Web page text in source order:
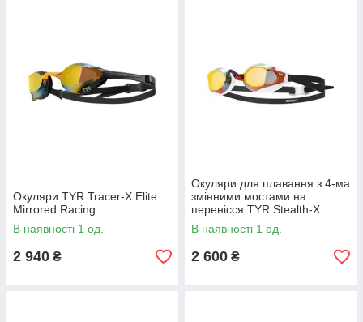
Окуляри TYR Tracer-X Elite
Mirrored Racing
В наявності 1 од.
2 940 ₴
Окуляри для плавання з 4-ма
змінними мостами на
перенісся TYR Stealth-X
Mirrored Performance
В наявності 1 од.
2 600 ₴